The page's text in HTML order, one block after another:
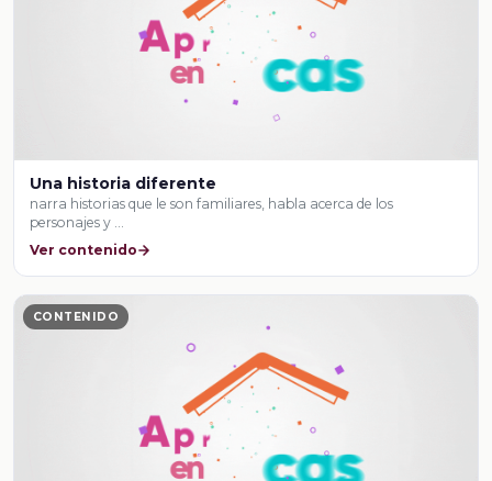
Una historia diferente
narra historias que le son familiares, habla acerca de los
personajes y …
Ver contenido
CONTENIDO